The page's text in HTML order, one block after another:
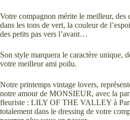
Votre compagnon mérite le meilleur, des
dans les tons de vert, la couleur de
des petits pas vers l’avant…
Son style marquera le caractère unique,
votre meilleur ami poilu.
Notre printemps vintage lovers,
notre amour de MONSIEUR, avec la
fleuriste : LILY OF THE VALLEY à
totalement dans le dressing de votre